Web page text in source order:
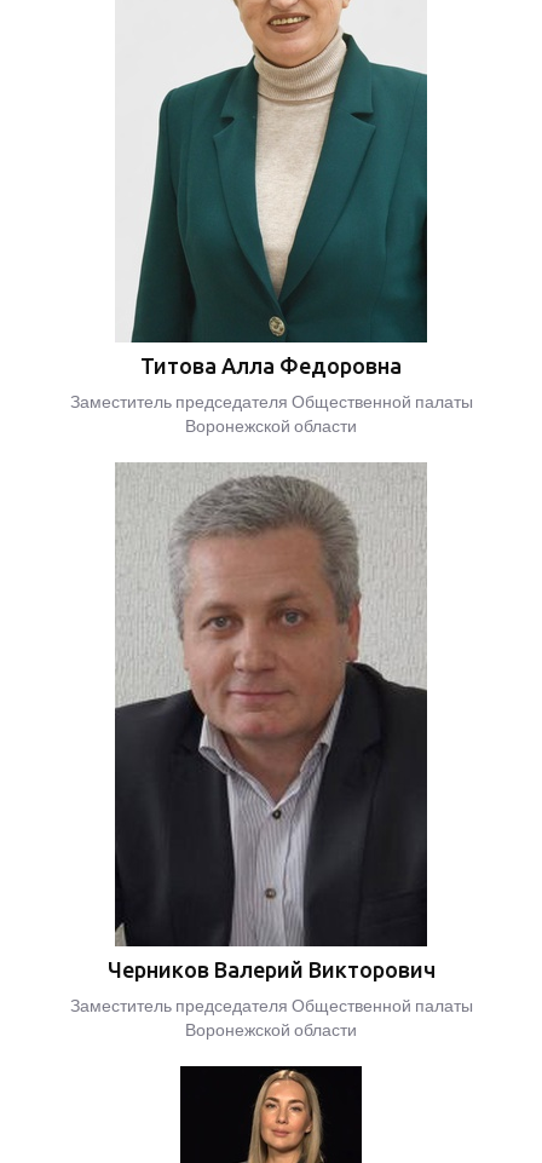
Титова Алла Федоровна
Заместитель председателя Общественной палаты
Воронежской области
Черников Валерий Викторович
Заместитель председателя Общественной палаты
Воронежской области